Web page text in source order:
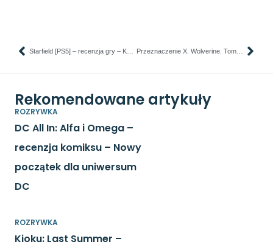
Przeznaczenie X. Wolverine. Tom 2 – recenzja komiksu – W końcu dobra historia z Wolverinem?
Rekomendowane artykuły
ROZRYWKA
DC All In: Alfa i Omega –
recenzja komiksu – Nowy
początek dla uniwersum
DC
ROZRYWKA
Kioku: Last Summer –